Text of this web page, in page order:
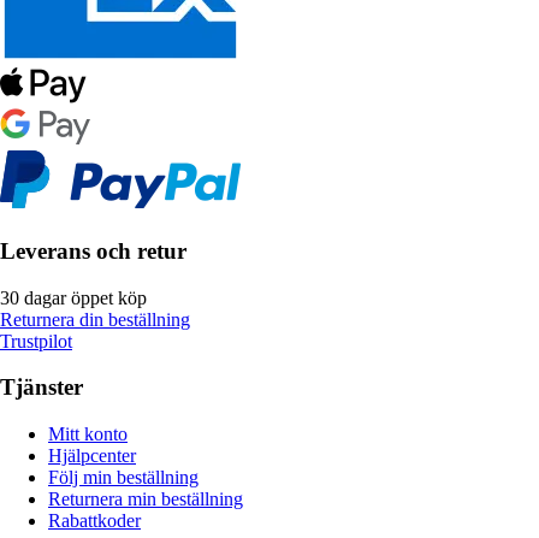
Leverans och retur
30 dagar öppet köp
Returnera din beställning
Trustpilot
Tjänster
Mitt konto
Hjälpcenter
Följ min beställning
Returnera min beställning
Rabattkoder